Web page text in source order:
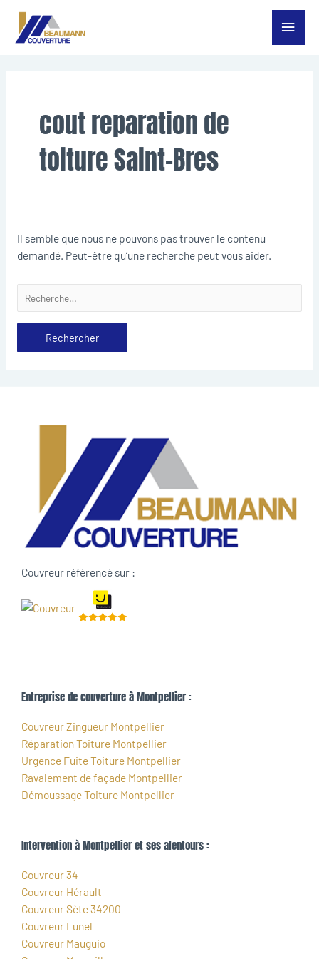
Aller
Menu
cout reparation de
toiture Saint-Bres
Il semble que nous ne pouvons pas trouver le contenu
demandé. Peut-être qu’une recherche peut vous aider.
Couvreur référencé sur :
Entreprise de couverture à Montpellier :
Couvreur Zingueur Montpellier
Réparation Toiture Montpellier
Urgence Fuite Toiture Montpellier
Ravalement de façade Montpellier
Démoussage Toiture Montpellier
Intervention à Montpellier et ses alentours :
Couvreur 34
Couvreur Hérault
Couvreur Sète 34200
Couvreur Lunel
Couvreur Mauguio